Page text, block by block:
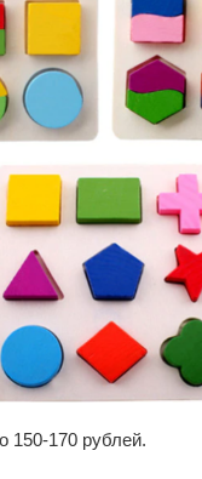
150-170 рублей.